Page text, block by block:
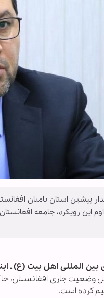
پیشین استان بامیان
این رویکرد، جامعه
المللی اهل بیت (ع) ـ
وضعیت جاری افغانستان،
کرده است.